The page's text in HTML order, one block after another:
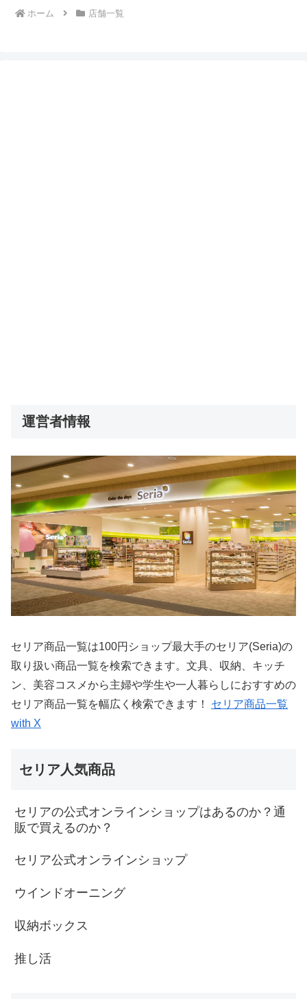
ホーム 店舗一覧
運営者情報
セリア商品一覧は100円ショップ最大手のセリア(Seria)の
取り扱い商品一覧を検索できます。文具、収納、キッチ
ン、美容コスメから主婦や学生や一人暮らしにおすすめの
セリア商品一覧を幅広く検索できます！ セリア商品一覧
with X
セリア人気商品
セリアの公式オンラインショップはあるのか？通
販で買えるのか？
セリア公式オンラインショップ
ウインドオーニング
収納ボックス
推し活